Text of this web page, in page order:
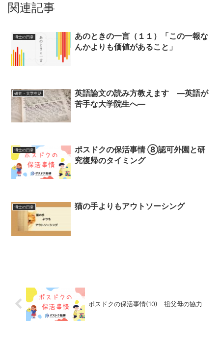
関連記事
博士の日常
あのときの一言（１１）「この一報な
んかよりも価値があること」
研究・大学生活
英語論文の読み方教えます ―英語が
苦手な大学院生へ―
博士の日常
ポスドクの保活事情 ⑧認可外園と研
究復帰のタイミング
博士の日常 猫の手よりもアウトソーシング
ポスドクの保活事情(10) 祖父母の協力